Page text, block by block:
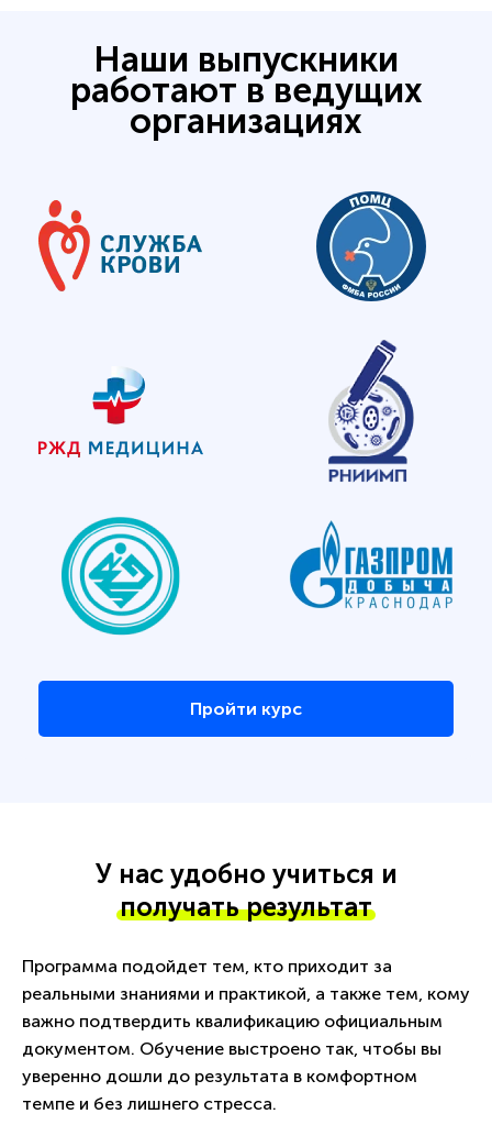
Наши выпускники
работают в ведущих
организациях
Пройти курс
У нас удобно учиться и
получать результат
Программа подойдет тем, кто приходит за
реальными знаниями и практикой, а также тем, кому
важно подтвердить квалификацию официальным
документом. Обучение выстроено так, чтобы вы
уверенно дошли до результата в комфортном
темпе и без лишнего стресса.